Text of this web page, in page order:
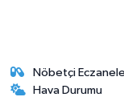
Nöbetçi
Hava Durumu